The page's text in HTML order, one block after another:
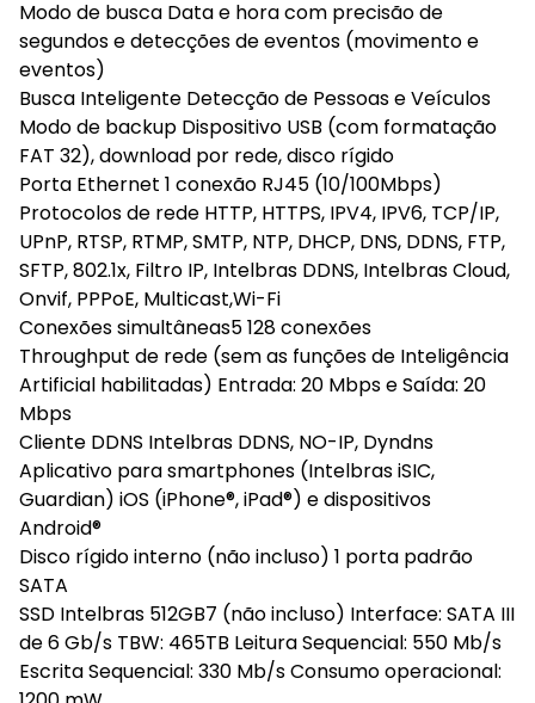
Modo de busca Data e hora com precisão de
segundos e detecções de eventos (movimento e
eventos)
Busca Inteligente Detecção de Pessoas e Veículos
Modo de backup Dispositivo USB (com formatação
FAT 32), download por rede, disco rígido
Porta Ethernet 1 conexão RJ45 (10/100Mbps)
Protocolos de rede HTTP, HTTPS, IPV4, IPV6, TCP/IP,
UPnP, RTSP, RTMP, SMTP, NTP, DHCP, DNS, DDNS, FTP,
SFTP, 802.1x, Filtro IP, Intelbras DDNS, Intelbras Cloud,
Onvif, PPPoE, Multicast,Wi-Fi
Conexões simultâneas5 128 conexões
Throughput de rede (sem as funções de Inteligência
Artificial habilitadas) Entrada: 20 Mbps e Saída: 20
Mbps
Cliente DDNS Intelbras DDNS, NO-IP, Dyndns
Aplicativo para smartphones (Intelbras iSIC,
Guardian) iOS (iPhone®, iPad®) e dispositivos
Android®
Disco rígido interno (não incluso) 1 porta padrão
SATA
SSD Intelbras 512GB7 (não incluso) Interface: SATA III
de 6 Gb/s TBW: 465TB Leitura Sequencial: 550 Mb/s
Escrita Sequencial: 330 Mb/s Consumo operacional: